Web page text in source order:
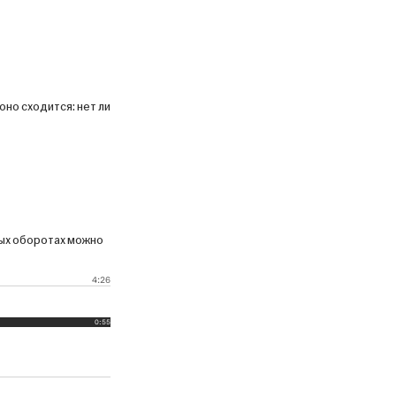
сходится: нет ли
оборотах можно
4:26
0:55